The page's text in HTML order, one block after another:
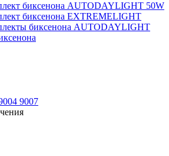
биксенона AUTODAYLIGHT 50W
биксенона EXTREMELIGHT
биксенона AUTODAYLIGHT
9007